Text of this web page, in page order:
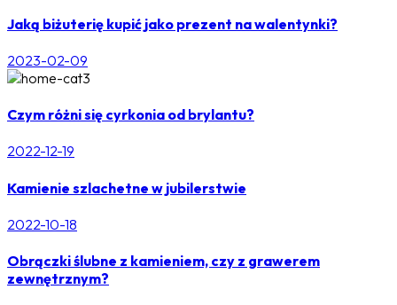
Jaką biżuterię kupić jako prezent na walentynki?
2023-02-09
Czym różni się cyrkonia od brylantu?
2022-12-19
Kamienie szlachetne w jubilerstwie
2022-10-18
Obrączki ślubne z kamieniem, czy z grawerem
zewnętrznym?